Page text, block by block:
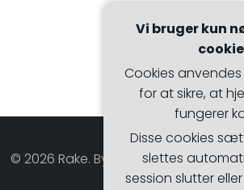
© 2026 Rake. Bygget ved at bruge
WP Theme .
Vi bruger kun
Cookies
for at sikre, at
fungerer
Disse cookies
slettes
session slutter